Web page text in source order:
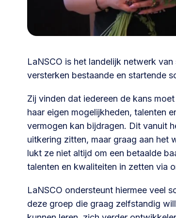
Vraag stellen
030 231
7511
LaNSCO is het landelijk netwerk
versterken bestaande en startende
Zij vinden dat iedereen de kans
haar eigen mogelijkheden, talenten
vermogen kan bijdragen. Dit vanuit
uitkering zitten, maar graag aan het
lukt ze niet altijd om een betaalde
talenten en kwaliteiten in zetten via
LaNSCO ondersteunt hiermee veel
deze groep die graag zelfstandig